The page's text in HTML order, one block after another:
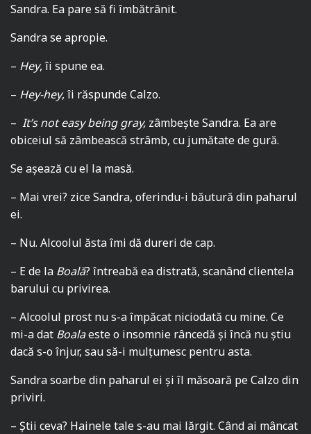
Sandra. Ea pare să fi îmbătrânit.
Sandra se apropie.
– Hey, îi spune ea.
– Hey-hey, îi răspunde Calzo.
–It’s not easy being gray, zâmbește Sandra. Ea are
obiceiul să zâmbească strâmb, cu jumătate de gură.
Se așează cu el la masă.
– Mai vrei? zice Sandra, oferindu-i băutură din paharul
ei.
– Nu. Alcoolul ăsta îmi dă dureri de cap.
– E de la Boală? întreabă ea distrată, scanând clientela
barului cu privirea.
– Alcoolul prost nu s-a împăcat niciodată cu mine. Ce
mi-a dat Boalaeste o insomnie râncedă și încă nu știu
dacă s-o înjur, sau să-i mulțumesc pentru asta.
Sandra soarbe din paharul ei și îl măsoară pe Calzo din
priviri.
– Știi ceva? Hainele tale s-au mai lărgit. Când ai mâncat